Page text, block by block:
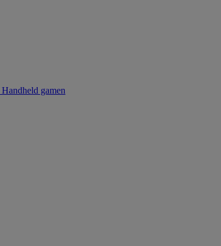
Handheld gamen